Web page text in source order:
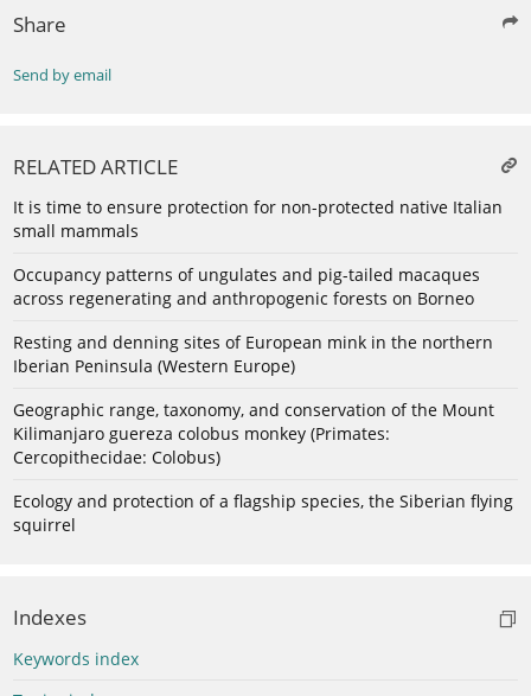
Share
Send by email
RELATED ARTICLE
It is time to ensure protection for non-protected native Italian
small mammals
Occupancy patterns of ungulates and pig-tailed macaques
across regenerating and anthropogenic forests on Borneo
Resting and denning sites of European mink in the northern
Iberian Peninsula (Western Europe)
Geographic range, taxonomy, and conservation of the Mount
Kilimanjaro guereza colobus monkey (Primates:
Cercopithecidae: Colobus)
Ecology and protection of a flagship species, the Siberian flying
squirrel
Indexes
Keywords index